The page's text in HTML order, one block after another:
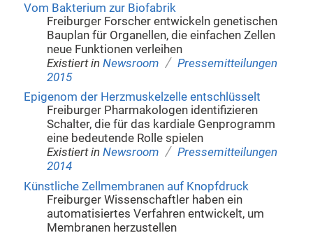
Vom Bakterium zur Biofabrik
Freiburger Forscher entwickeln genetischen
Bauplan für Organellen, die einfachen Zellen
neue Funktionen verleihen
Existiert in Newsroom / Pressemitteilungen
2015
Epigenom der Herzmuskelzelle entschlüsselt
Freiburger Pharmakologen identifizieren
Schalter, die für das kardiale Genprogramm
eine bedeutende Rolle spielen
Existiert in Newsroom / Pressemitteilungen
2014
Künstliche Zellmembranen auf Knopfdruck
Freiburger Wissenschaftler haben ein
automatisiertes Verfahren entwickelt, um
Membranen herzustellen